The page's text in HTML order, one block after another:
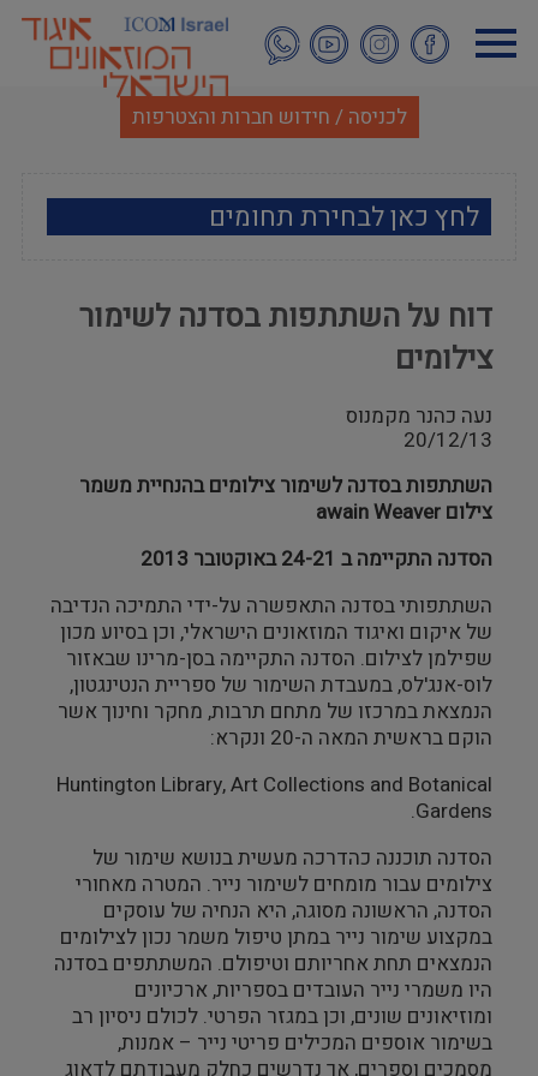
לתוכן
העיקרי
לכניסה / חידוש חברות והצטרפות
לחץ כאן לבחירת תחומים
אמנות
מוזאולוגיה כללי
היסטוריה ומורשת
צילום ווידאו ארט
מדע וטבע
ביטחון ובטיחות
שימור
חינוך והדרכה
עיצוב וארכיטקטורה
התיישבות
זכוכית וקרמיקה
רישום וקטלוג
דוח על השתתפות בסדנה לשימור
צילומים
נעה כהנר מקמנוס
20/12/13
השתתפות בסדנה לשימור צילומים בהנחיית משמר
צילום awain Weaver
הסדנה התקיימה ב 24-21 באוקטובר 2013
השתתפותי בסדנה התאפשרה על-ידי התמיכה הנדיבה
של איקום ואיגוד המוזאונים הישראלי, וכן בסיוע מכון
שפילמן לצילום. הסדנה התקיימה בסן-מרינו שבאזור
לוס-אנג'לס, במעבדת השימור של ספריית הנטינגטון,
הנמצאת במרכזו של מתחם תרבות, מחקר וחינוך אשר
הוקם בראשית המאה ה-20 ונקרא:
Huntington Library, Art Collections and Botanical
Gardens.
הסדנה תוכננה כהדרכה מעשית בנושא שימור של
צילומים עבור מומחים לשימור נייר. המטרה מאחורי
הסדנה, הראשונה מסוגה, היא הנחיה של עוסקים
במקצוע שימור נייר במתן טיפול משמר נכון לצילומים
הנמצאים תחת אחריותם וטיפולם. המשתתפים בסדנה
היו משמרי נייר העובדים בספריות, ארכיונים
ומוזיאונים שונים, וכן במגזר הפרטי. לכולם ניסיון רב
בשימור אוספים המכילים פריטי נייר – אמנות,
מסמכים וספרים, אך נדרשים כחלק מעבודתם לדאוג